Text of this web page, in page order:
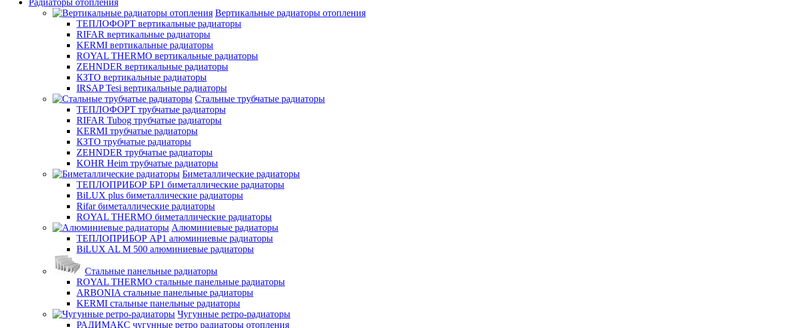
Радиаторы отопления
Вертикальные радиаторы отопления
ТЕПЛОФОРТ вертикальные радиаторы
RIFAR вертикальные радиаторы
KERMI вертикальные радиаторы
ROYAL THERMO вертикальные радиаторы
ZEHNDER вертикальные радиаторы
КЗТО вертикальные радиаторы
IRSAP Tesi вертикальные радиаторы
Стальные трубчатые радиаторы
ТЕПЛОФОРТ трубчатые радиаторы
RIFAR Tubog трубчатые радиаторы
KERMI трубчатые радиаторы
КЗТО трубчатые радиаторы
ZEHNDER трубчатые радиаторы
KOHR Heim трубчатые радиаторы
Биметаллические радиаторы
ТЕПЛОПРИБОР БР1 биметаллические радиаторы
BiLUX plus биметаллические радиаторы
Rifar биметаллические радиаторы
ROYAL THERMO биметаллические радиаторы
Алюминиевые радиаторы
ТЕПЛОПРИБОР АР1 алюминиевые радиаторы
BiLUX AL M 500 алюминиевые радиаторы
Стальные панельные радиаторы
ROYAL THERMO стальные панельные радиаторы
ARBONIA стальные панельные радиаторы
KERMI стальные панельные радиаторы
Чугунные ретро-радиаторы
РАДИМАКС чугунные ретро радиаторы отопления